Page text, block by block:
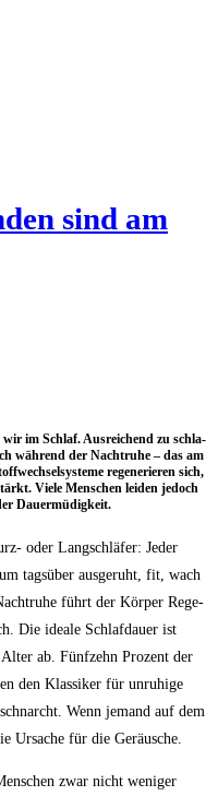
sind am
im Schlaf. Aus­rei­chend zu schla­
wäh­rend der Nacht­ru­he – das am
rege­ne­rie­ren sich,
Vie­le Men­schen lei­den jedoch
Dauermüdigkeit.
oder Lang­schlä­fer: Jeder
tags­über aus­ge­ruht, fit, wach
führt der Kör­per Rege­
Die idea­le Schlaf­dau­er ist
ab. Fünf­zehn Pro­zent der
den Klas­si­ker für unru­hi­ge
Wenn jemand auf dem
Ursa­che für die Geräusche.
zwar nicht weni­ger